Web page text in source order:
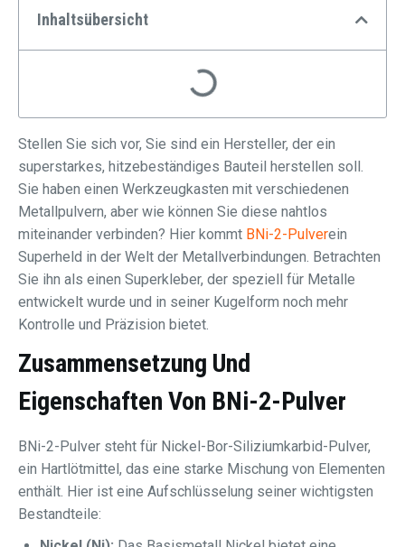
Inhaltsübersicht
Stellen Sie sich vor, Sie sind ein Hersteller, der ein
superstarkes, hitzebeständiges Bauteil herstellen soll.
Sie haben einen Werkzeugkasten mit verschiedenen
Metallpulvern, aber wie können Sie diese nahtlos
miteinander verbinden? Hier kommt BNi-2-Pulverein
Superheld in der Welt der Metallverbindungen. Betrachten
Sie ihn als einen Superkleber, der speziell für Metalle
entwickelt wurde und in seiner Kugelform noch mehr
Kontrolle und Präzision bietet.
Zusammensetzung Und
Eigenschaften Von BNi-2-Pulver
BNi-2-Pulver steht für Nickel-Bor-Siliziumkarbid-Pulver,
ein Hartlötmittel, das eine starke Mischung von Elementen
enthält. Hier ist eine Aufschlüsselung seiner wichtigsten
Bestandteile: